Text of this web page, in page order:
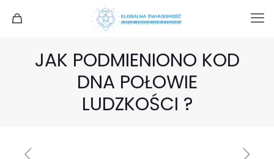
JAK PODMIENIONO KOD
DNA POŁOWIE
LUDZKOŚCI ?